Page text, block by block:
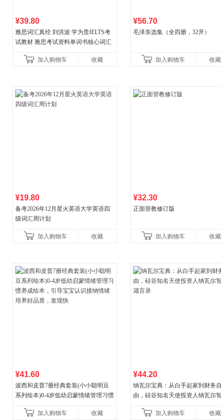
¥39.80
雅思词汇真经 刘洪波 学为贵IELTS考
试教材 雅思考试资料单词书核心词汇
加入购物车
收藏
¥56.70
毛泽东选集（全四册，32开）
加入购物车 收藏
¥19.80
备考2026年12月星火英语大学英语四
级词汇周计划
加入购物车 收藏
¥32.30
正面管教修订版
加入购物车 收藏
¥41.60
波西和皮普7册经典套装(小小聪明豆
系列绘本)0-4岁低幼启蒙情绪管理习惯
养好品质，发现快
加入购物车 收藏
¥44.20
纳瓦尔宝典：从白手起家到财务
由，硅谷知名天使投资人纳瓦尔
加入购物车
收藏